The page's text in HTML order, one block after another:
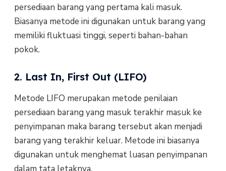
persediaan barang yang pertama kali masuk.
Biasanya metode ini digunakan untuk barang yang
memiliki fluktuasi tinggi, seperti bahan-bahan
pokok.
2. Last In, First Out (LIFO)
Metode LIFO merupakan metode penilaian
persediaan barang yang masuk terakhir masuk ke
penyimpanan maka barang tersebut akan menjadi
barang yang terakhir keluar. Metode ini biasanya
digunakan untuk menghemat luasan penyimpanan